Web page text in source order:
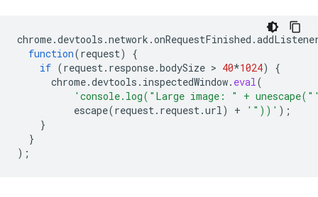
chrome.devtools .network .onRequestFinished .
function(request)
{
if (request. response.bodySize > 40*1024)
{
chrome.devtools . inspectedWindow. eval(
'console.log("Large image: " +
escape(request. request.url) + '"))' );
}
}
);